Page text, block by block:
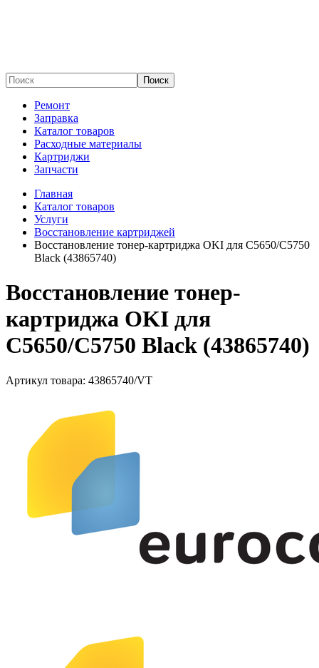
Поиск
Ремонт
Заправка
Каталог товаров
Расходные материалы
Картриджи
Запчасти
Главная
Каталог товаров
Услуги
Восстановление картриджей
Восстановление тонер-картриджа OKI для C5650/C5750
Black (43865740)
Восстановление тонер-
картриджа OKI для
C5650/C5750 Black (43865740)
Артикул товара: 43865740/VT